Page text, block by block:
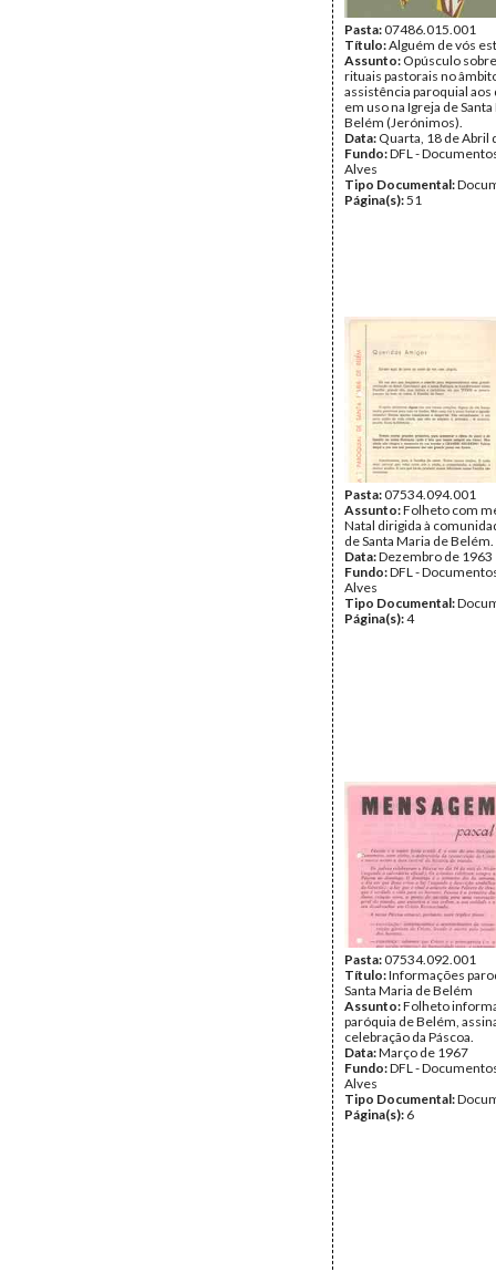
Pasta:07486.015.001
Título:Alguém de vós
Assunto: Opúsculo
rituais pastorais no
assistência paroquial
em uso na Igreja de
Belém (Jerónimos).
Data: Quarta, 18 de Abril
Fundo:DFL -
Alves
Tipo Documental:
Página(s):51
Pasta:07534.094.001
Assunto:Folheto com
Natal dirigida à
de Santa Maria de Belém.
Data:Dezembro de 1963
Fundo:DFL -
Alves
Tipo Documental:
Página(s):4
Pasta:07534.092.001
Título:Informações
Santa Maria de Belém
Assunto:Folheto
paróquia de Belém,
celebração da Páscoa.
Data:Março de 1967
Fundo:DFL -
Alves
Tipo Documental:
Página(s): 6